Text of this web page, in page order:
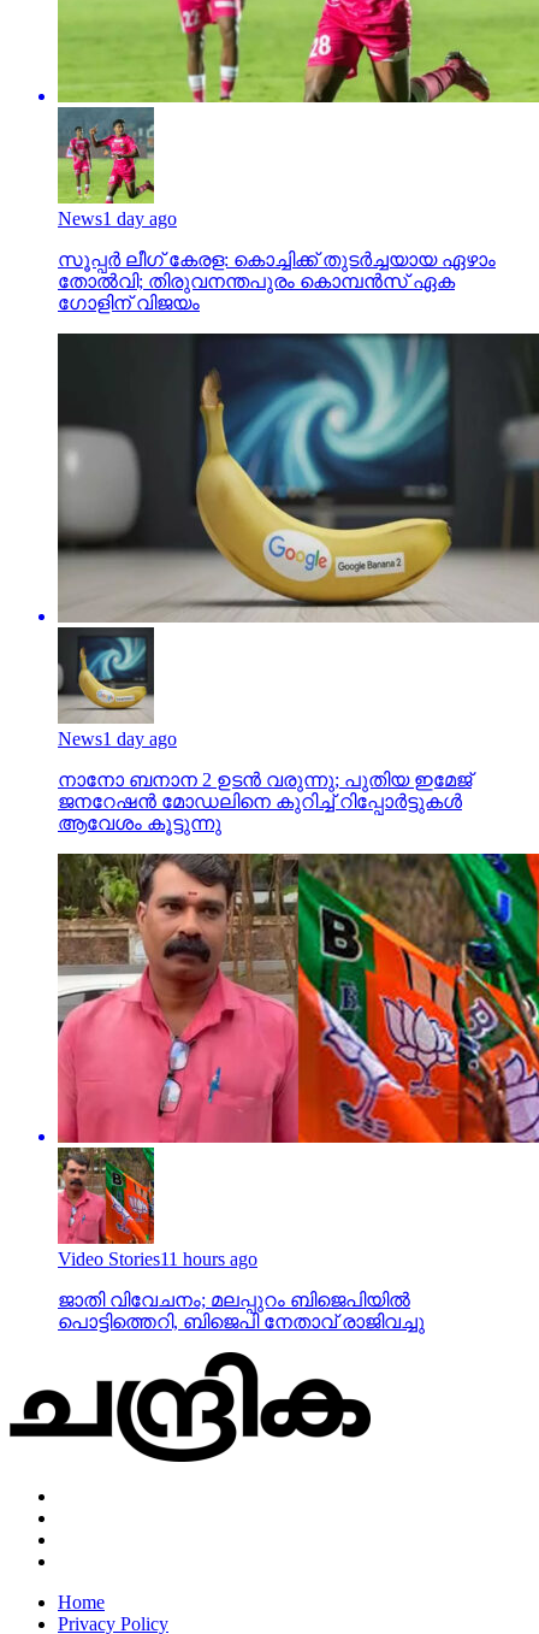
News1 day ago
സൂപ്പര്‍ ലീഗ് കേരള: കൊച്ചിക്ക് തുടര്‍ച്ചയായ ഏഴാം
തോല്‍വി; തിരുവനന്തപുരം കൊമ്പന്‍സ് ഏക
ഗോളിന് വിജയം
News1 day ago
നാനോ ബനാന 2 ഉടന്‍ വരുന്നു; പുതിയ ഇമേജ്
ജനറേഷന്‍ മോഡലിനെ കുറിച്ച് റിപ്പോര്‍ട്ടുകള്‍
ആവേശം കൂട്ടുന്നു
Video Stories11 hours ago
ജാതി വിവേചനം; മലപ്പുറം ബിജെപിയില്‍
പൊട്ടിത്തെറി, ബിജെപി നേതാവ് രാജിവച്ചു
Home
Privacy Policy